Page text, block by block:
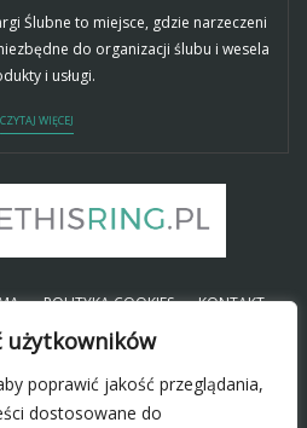
użytkowników
poprawić jakość przeglądania,
dostosowane do
Ślubne to miejsce, gdzie narzeczeni
do organizacji ślubu i wesela
i usługi.
CZYTAJ WIĘCEJ
POLITYKA COOKIES KONTAKT
SOCIAL